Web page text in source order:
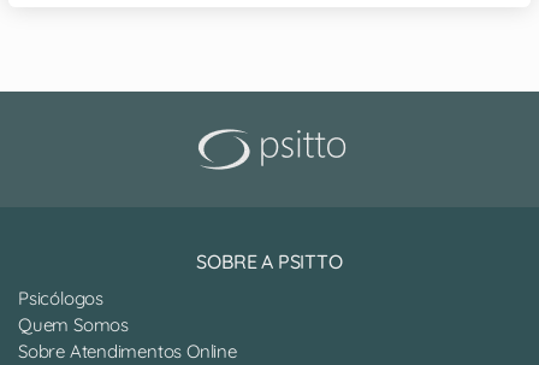
SOBRE A PSITTO
Psicólogos
Quem Somos
Sobre Atendimentos Online